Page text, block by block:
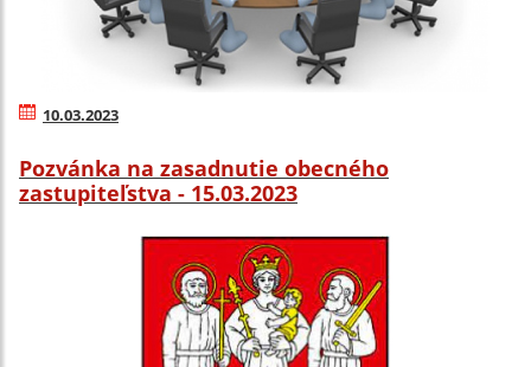
10.03.2023
Pozvánka na zasadnutie obecného
zastupiteľstva - 15.03.2023